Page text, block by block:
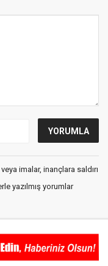
imalar, inançlara saldırı
yazılmış yorumlar